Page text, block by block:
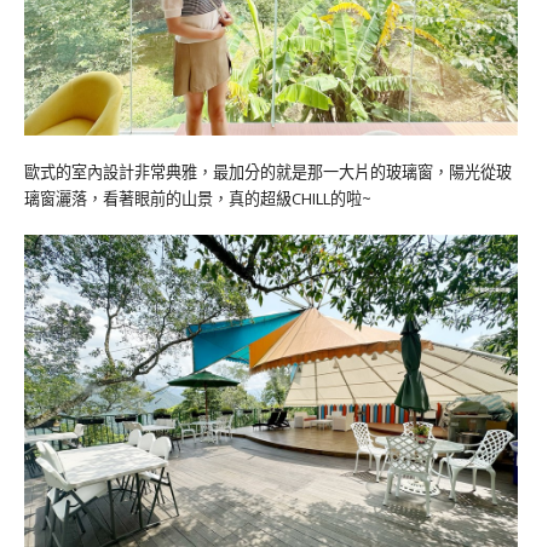
歐式的室內設計非常典雅，最加分的就是那一大片的玻璃窗，陽光從玻
璃窗灑落，看著眼前的山景，真的超級CHILL的啦~